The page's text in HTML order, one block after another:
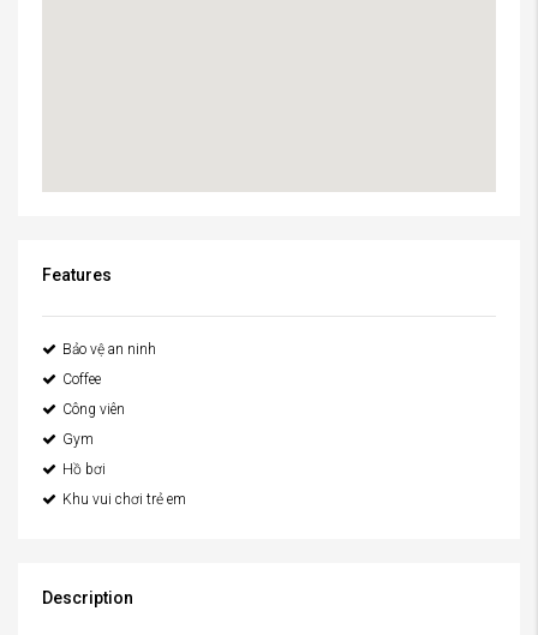
Features
Bảo vệ an ninh
Coffee
Công viên
Gym
Hồ bơi
Khu vui chơi trẻ em
Description